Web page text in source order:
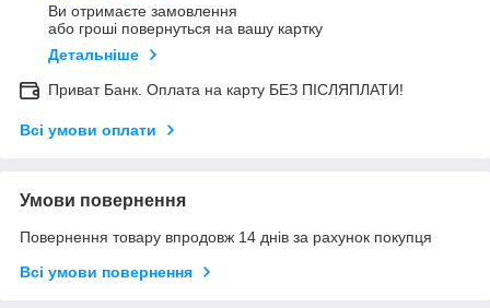
Ви отримаєте замовлення
або гроші повернуться на вашу картку
Детальніше
Приват Банк. Оплата на карту БЕЗ ПІСЛЯПЛАТИ!
Всі умови оплати
Умови повернення
Повернення товару впродовж 14 днів за рахунок покупця
Всі умови повернення